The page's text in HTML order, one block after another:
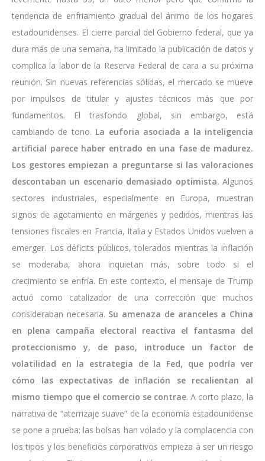
tendencia de enfriamiento gradual del ánimo de los hogares
estadounidenses. El cierre parcial del Gobierno federal, que ya
dura más de una semana, ha limitado la publicación de datos y
complica la labor de la Reserva Federal de cara a su próxima
reunión. Sin nuevas referencias sólidas, el mercado se mueve
por impulsos de titular y ajustes técnicos más que por
fundamentos. El trasfondo global, sin embargo, está
cambiando de tono. La euforia asociada a la inteligencia
artificial parece haber entrado en una fase de madurez.
Los gestores empiezan a preguntarse si las valoraciones
descontaban un escenario demasiado optimista. Algunos
sectores industriales, especialmente en Europa, muestran
signos de agotamiento en márgenes y pedidos, mientras las
tensiones fiscales en Francia, Italia y Estados Unidos vuelven a
emerger. Los déficits públicos, tolerados mientras la inflación
se moderaba, ahora inquietan más, sobre todo si el
crecimiento se enfría. En este contexto, el mensaje de Trump
actuó como catalizador de una corrección que muchos
consideraban necesaria. Su amenaza de aranceles a China
en plena campaña electoral reactiva el fantasma del
proteccionismo y, de paso, introduce un factor de
volatilidad en la estrategia de la Fed, que podría ver
cómo las expectativas de inflación se recalientan al
mismo tiempo que el comercio se contrae. A corto plazo, la
narrativa de “aterrizaje suave” de la economía estadounidense
se pone a prueba: las bolsas han volado y la complacencia con
los tipos y los beneficios corporativos empieza a ser un riesgo